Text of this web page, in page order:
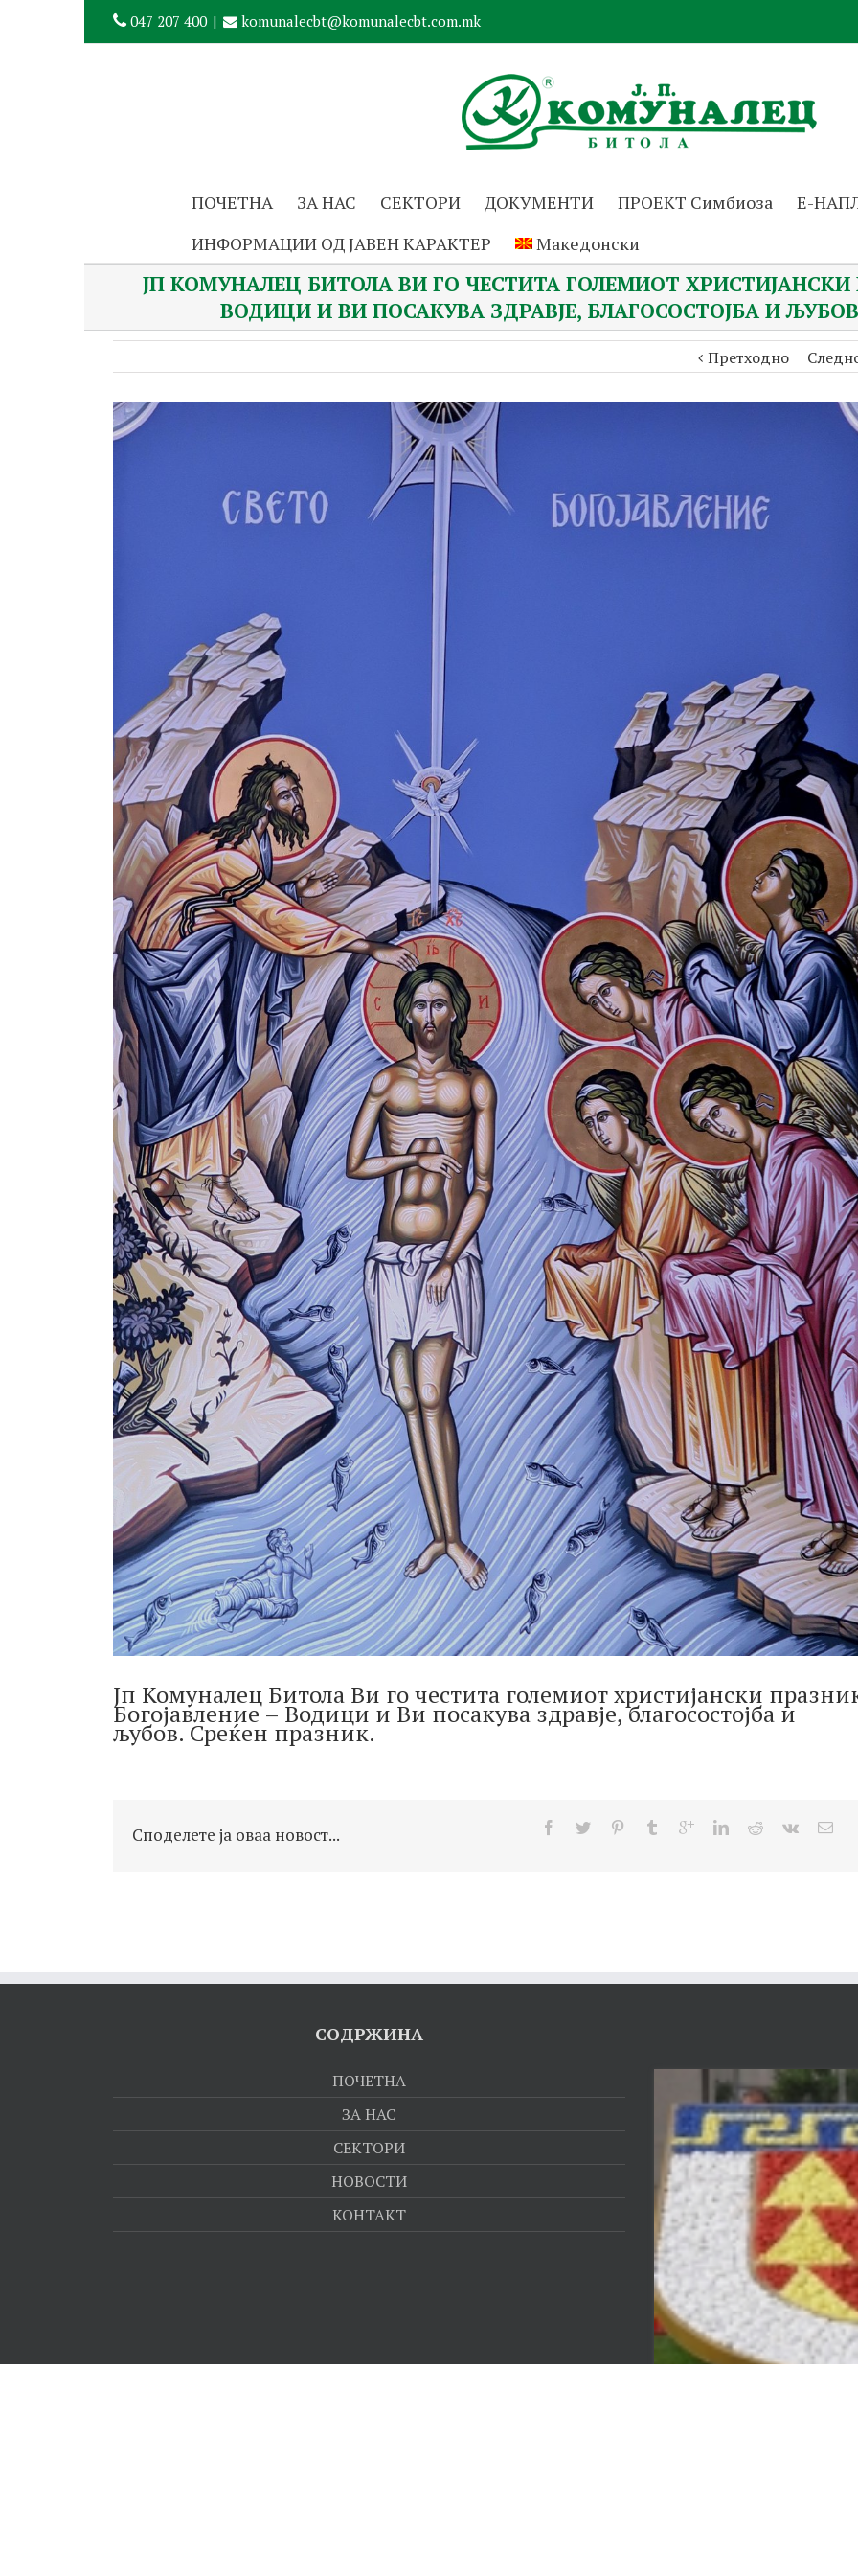
047 207 400 | komunalecbt@komunalecbt.com.mk
ПОЧЕТНА ЗА НАС СЕКТОРИ ДОКУМЕНТИ ПРОЕКТ Симбиоза
Е-
ИНФОРМАЦИИ ОД ЈАВЕН КАРАКТЕР
Македонски
ЈП КОМУНАЛЕЦ БИТОЛА ВИ ГO ЧЕСТИТА ГОЛЕМИОТ ХРИСТИЈАНСКИ
ВОДИЦИ И ВИ ПОСАКУВА ЗДРАВЈЕ, БЛАГОСОСТОЈБА И
Претходно
Јп Комуналец Битола Ви гo честита големиот христијански
Богојавление – Водици и Ви посакува здравје, благосостојба и
љубов. Среќен празник.
Споделете ја оваа новост...
СОДРЖИНА
ПОЧЕТНА
ЗА НАС
СЕКТОРИ
НОВОСТИ
КОНТАКТ